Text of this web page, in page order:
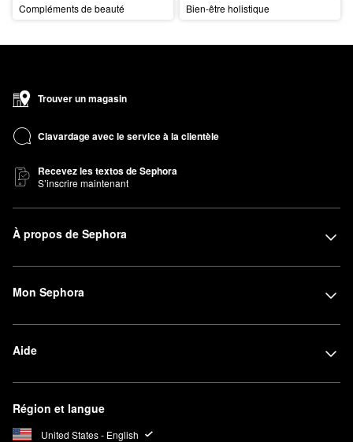
Compléments de beauté Bien-être holistique
Trouver un magasin
Clavardage avec le service à la clientèle
Recevez les textos de Sephora
S’inscrire maintenant
À propos de Sephora
Mon Sephora
Aide
Région et langue
United States - English